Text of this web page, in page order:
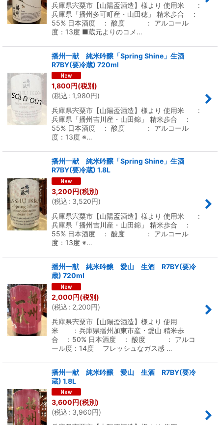
兵庫県宍粟市【山陽盃酒造】様より 使用米 :
兵庫県「播州多可町産・山田穂」 精米歩合 ：
55% 日本酒度 ： 酸度 ： アルコール
度：13度 ■蔵元よりのコメ…
播州一献 純米吟醸「Spring Shine」生酒
R7BY(要冷蔵) 720ml
1,800円(税別)
(税込: 1,980円)
兵庫県宍粟市【山陽盃酒造】様より 使用米 :
兵庫県「播州吉川産・山田錦」 精米歩合 ：
55% 日本酒度 ： 酸度 ： アルコール
度：13度 ※…
播州一献 純米吟醸「Spring Shine」生酒
R7BY(要冷蔵) 1.8L
3,200円(税別)
(税込: 3,520円)
兵庫県宍粟市【山陽盃酒造】様より 使用米 :
兵庫県「播州吉川産・山田錦」 精米歩合 ：
55% 日本酒度 ： 酸度 ： アルコール
度：13度 ※…
播州一献 純米吟醸 愛山 生酒 R7BY(要冷
蔵) 720ml
2,000円(税別)
(税込: 2,200円)
兵庫県宍粟市【山陽盃酒造】様より 使用
米 ：兵庫県播州加東市産・愛山 精米歩
合 ：50% 日本酒度 ： 酸度 ： アルコ
ール度：14度 フレッシュなガス感 …
播州一献 純米吟醸 愛山 生酒 R7BY(要冷
蔵) 1.8L
3,600円(税別)
(税込: 3,960円)